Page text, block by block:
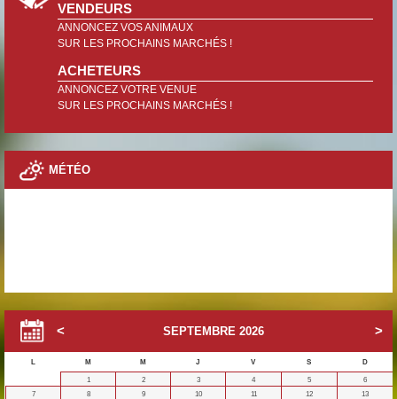
VENDEURS
ANNONCEZ VOS ANIMAUX
SUR LES PROCHAINS MARCHÉS !
ACHETEURS
ANNONCEZ VOTRE VENUE
SUR LES PROCHAINS MARCHÉS !
MÉTÉO
SEPTEMBRE 2026
L M M J V S
D
1
2 3 4 5
6
7
8 9 10 11 12
13